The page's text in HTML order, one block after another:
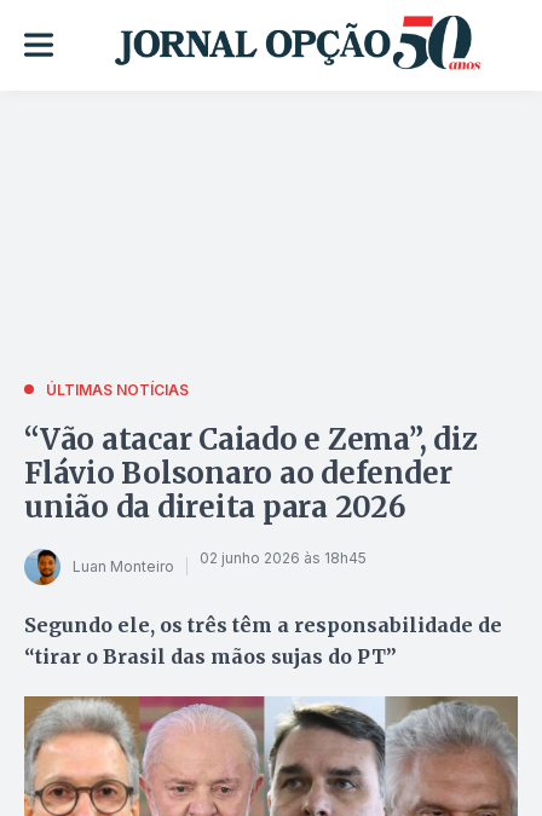
ÚLTIMAS NOTÍCIAS
“Vão atacar Caiado e Zema”, diz
Flávio Bolsonaro ao defender
união da direita para 2026
Luan Monteiro 02 junho 2026 às 18h45
Segundo ele, os três têm a responsabilidade de
“tirar o Brasil das mãos sujas do PT”